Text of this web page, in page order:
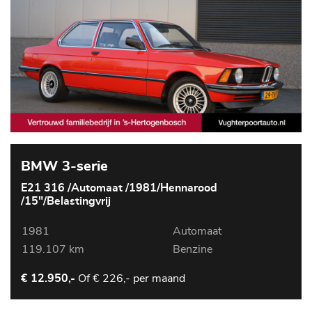
BMW 3-serie
E21 316 /Automaat /1981/Hennarood
/15"/Belastingvrij
1981
Automaat
119.107 km
Benzine
€ 12.950,- Of€ 226,- per maand